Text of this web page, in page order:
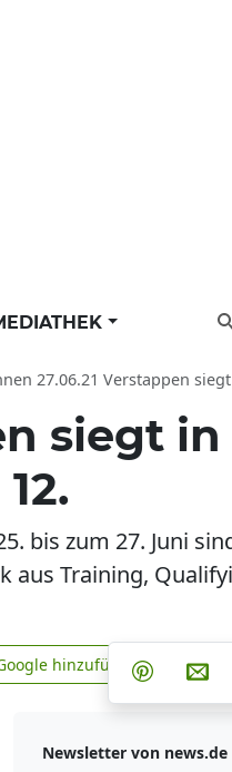
siegt vor Lewis
siegt in
bis zum 27. Juni
aus Training,
news.de zu Google
hinzufügen Teilen
Newsletter von news.de